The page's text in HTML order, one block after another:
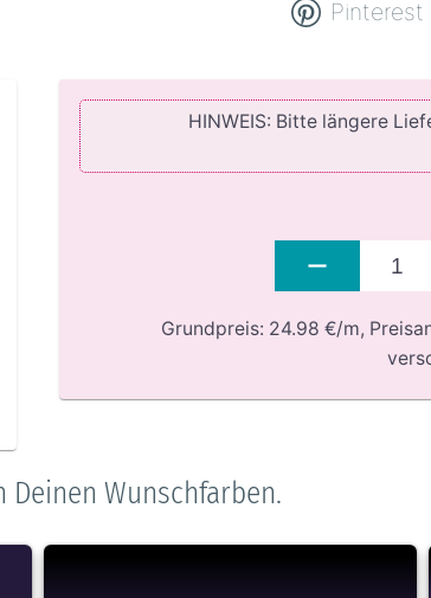
Pinterest
HINWEIS: Bitte längere
Grundpreis: 24.98 €/m,
Wunschfarben.